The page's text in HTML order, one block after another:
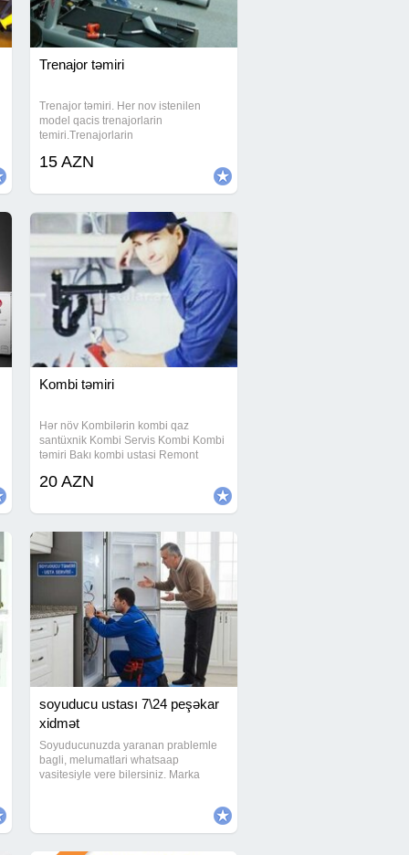
Trenajor təmiri
Trenajor təmiri. Her nov istenilen
model qacis trenajorlarin
temiri.Trenajorlarin
Trenajor ehtiyyat hisselerin
zapcastlari.Trenajor yaglarinin
15 AZN
Kombi təmiri
Hər növ Kombilərin kombi qaz
santüxnik Kombi Servis Kombi Kombi
təmiri Bakı kombi ustasi Remont
20 AZN
soyuducu ustası 7\24 peşəkar
xidmət
Soyuducunuzda yaranan prablemle
bagli, melumatlari whatsaap
vasitesiyle vere bilersiniz. Marka
zemanet verilir. Soyuducu ,